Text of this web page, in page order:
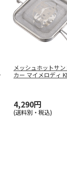
メッシュホットサ
カー マイメロディ
4,290円
(送料別・税込)